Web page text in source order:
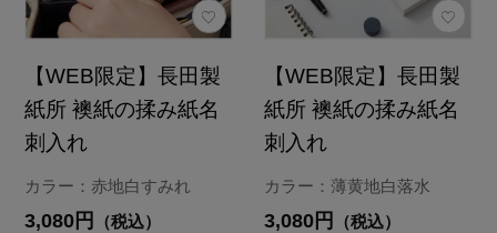
【WEB限定】長田製
紙所 襖紙の揉み紙名
刺入れ
カラー：赤地白すみれ
3,080円 （税込）
【WEB限定】長田製
紙所 襖紙の揉み紙名
刺入れ
カラー：薄黄地白落水
3,080円 （税込）